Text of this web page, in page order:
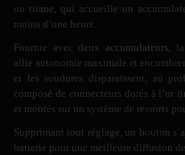
ou titane, qui accueille un
moins d’une heure.
Fournie avec deux accumulateurs , la
allie autonomie maximale et
et les soudures disparaissent, au
composé de connecteurs dorés à l’or
et montés sur un système de ressorts
Supprimant tout réglage, un bouton
batterie pour une meilleure diffusion